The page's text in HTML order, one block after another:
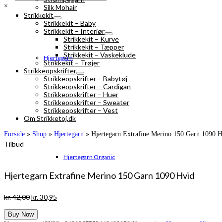
Hjertegarn
Hjertegarn Organic
×
Silk Mohair
Strikkekit
Strikkekit – Baby
Strikkekit – Interiør
Strikkekit – Kurve
Strikkekit – Tæpper
Strikkekit – Vaskeklude
Strikkekit – Trøjer
Strikkeopskrifter
Strikkeopskrifter – Babytøj
Strikkeopskrifter – Cardigan
Strikkeopskrifter – Huer
Strikkeopskrifter – Sweater
Strikkeopskrifter – Vest
Om Strikketoj.dk
Forside » Shop » Hjertegarn » Hjertegarn Extrafine Merino 150 Garn 1090
Tilbud
Hjertegarn Extrafine Merino 150 Garn 1090 Hvid
kr.42,00Den
pris
kr.30,95
Buy Now